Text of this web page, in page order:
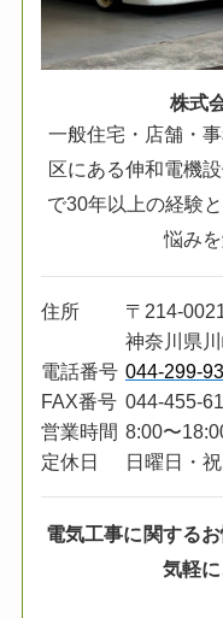
株式
一般住宅・店舗・
区にある伸和電機
で30年以上の経験
悩み
住所
〒214-
神奈川県
電話番号 044-299-
FAX番号 044-455-
営業時間 8:00〜
定休日
日曜日・
電気工事に関する
気軽